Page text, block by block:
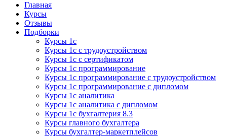
Курсы 1С
Курсы 1С официальная сертификация
Главная
Курсы
Отзывы
Подборки
Курсы 1с
Курсы 1с с трудоустройством
Курсы 1с с сертификатом
Курсы 1с программирование
Курсы 1с программирование с трудоустройством
Курсы 1с программирование с дипломом
Курсы 1с аналитика
Курсы 1с аналитика с дипломом
Курсы 1с бухгалтерия 8.3
Курсы главного бухгалтера
Курсы бухгалтер-маркетплейсов